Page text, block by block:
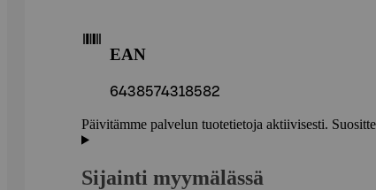
EAN
6438574318582
Päivitämme palvelun tuotetietoja aktiivisesti.
Sijainti myymälässä